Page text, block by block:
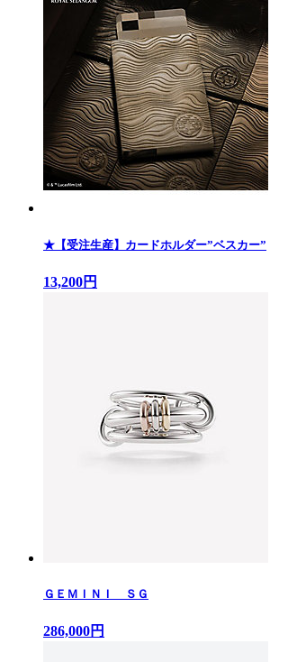
★【受注生産】カードホルダー”ベスカー”
13,200円
ＧＥＭＩＮＩ ＳＧ
286,000円